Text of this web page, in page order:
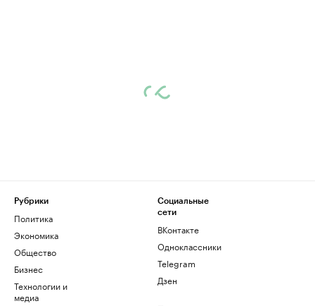
Рубрики
Политика
Экономика
Общество
Бизнес
Технологии и
медиа
Социальные
сети
ВКонтакте
Одноклассники
Telegram
Дзен